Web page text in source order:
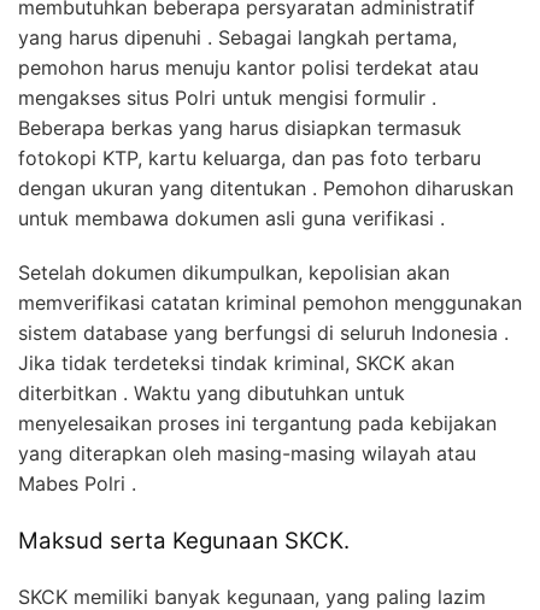
membutuhkan beberapa persyaratan administratif
yang harus dipenuhi . Sebagai langkah pertama,
pemohon harus menuju kantor polisi terdekat atau
mengakses situs Polri untuk mengisi formulir .
Beberapa berkas yang harus disiapkan termasuk
fotokopi KTP, kartu keluarga, dan pas foto terbaru
dengan ukuran yang ditentukan . Pemohon diharuskan
untuk membawa dokumen asli guna verifikasi .
Setelah dokumen dikumpulkan, kepolisian akan
memverifikasi catatan kriminal pemohon menggunakan
sistem database yang berfungsi di seluruh Indonesia .
Jika tidak terdeteksi tindak kriminal, SKCK akan
diterbitkan . Waktu yang dibutuhkan untuk
menyelesaikan proses ini tergantung pada kebijakan
yang diterapkan oleh masing-masing wilayah atau
Mabes Polri .
Maksud serta Kegunaan SKCK.
SKCK memiliki banyak kegunaan, yang paling lazim